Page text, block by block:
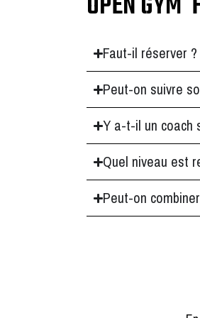
Faut-il réserver ?
Peut-on suivre
Y a-t-il un coach
Quel niveau est
Peut-on